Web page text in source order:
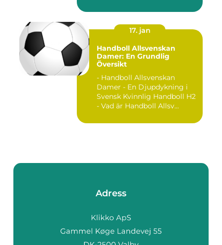
17. jan
Handboll Allsvenskan
Damer: En Grundlig
Översikt
- Handboll Allsvenskan
Damer - En Djupdykning i
Svensk Kvinnlig Handboll H2
- Vad är Handboll Allsv...
Adress